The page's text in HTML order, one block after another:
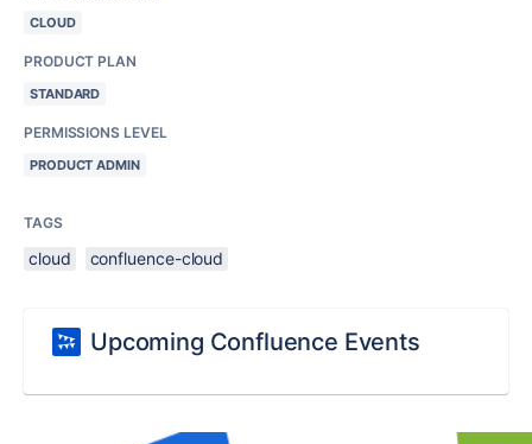
CLOUD
PRODUCT PLAN
STANDARD
PERMISSIONS LEVEL
PRODUCT ADMIN
TAGS
cloud confluence-cloud
Upcoming Confluence Events